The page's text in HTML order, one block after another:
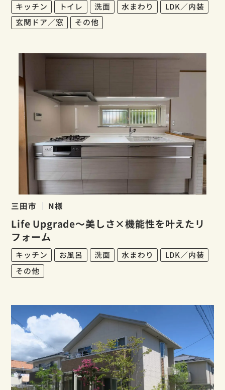
キッチン トイレ 洗面 水まわり
LDK／内装
玄関ドア／窓
その他
三田市 N様
Life Upgrade～美しさ×機能性を叶えたリ
フォーム
キッチン お風呂 洗面 水まわり
LDK／内装
その他